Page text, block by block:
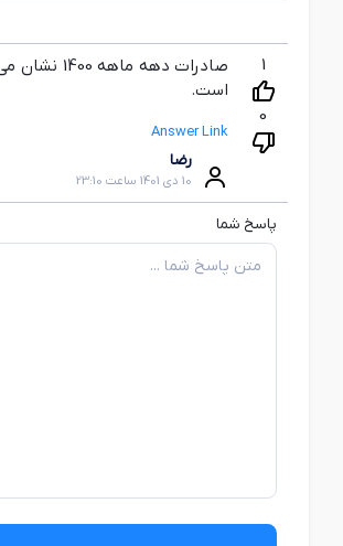
1
0
است.
Answer Link
رضا
10 دی 1401 ساعت 23:10
پاسخ شما